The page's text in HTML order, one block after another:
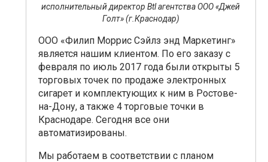
исполнительный директор Btl агентства ООО «Джей
Голт» (г.Краснодар)
ООО «Филип Моррис Сэйлз энд Маркетинг»
является нашим клиентом. По его заказу с
февраля по июль 2017 года были открыты 5
торговых точек по продаже электронных
сигарет и комплектующих к ним в Ростове-
на-Дону, а также 4 торговые точки в
Краснодаре. Сегодня все они
автоматизированы.
Мы работаем в соответствии с планом